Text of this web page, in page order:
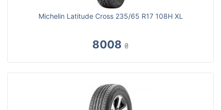
Michelin Latitude Cross 235/65 R17 108H XL
8008 ₴